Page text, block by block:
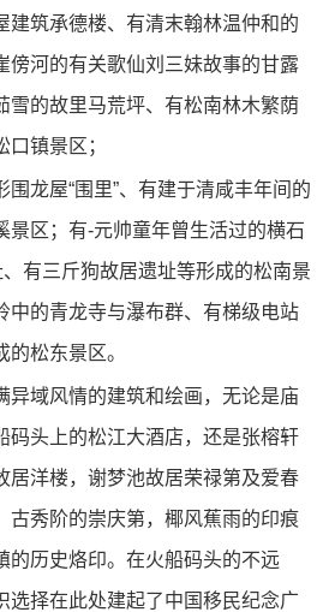
建筑承德楼、有清末翰林温仲和的
傍河的有关歌仙刘三妹故事的甘露
雪的故里马荒坪、有松南林木繁荫
镇景区；
龙屋“围里”、有建于清咸丰年间的
景区；有-元帅童年曾生活过的横石
、有三斤狗故居遗址等形成的松南景
中的青龙寺与瀑布群、有梯级电站
松东景区。
异域风情的建筑和绘画，无论是庙
码头上的松江大酒店，还是张榕轩
居洋楼，谢梦池故居荣禄第及爱春
古秀阶的崇庆第，椰风蕉雨的印痕
的历史烙印。在火船码头的不远
选择在此处建起了中国移民纪念广